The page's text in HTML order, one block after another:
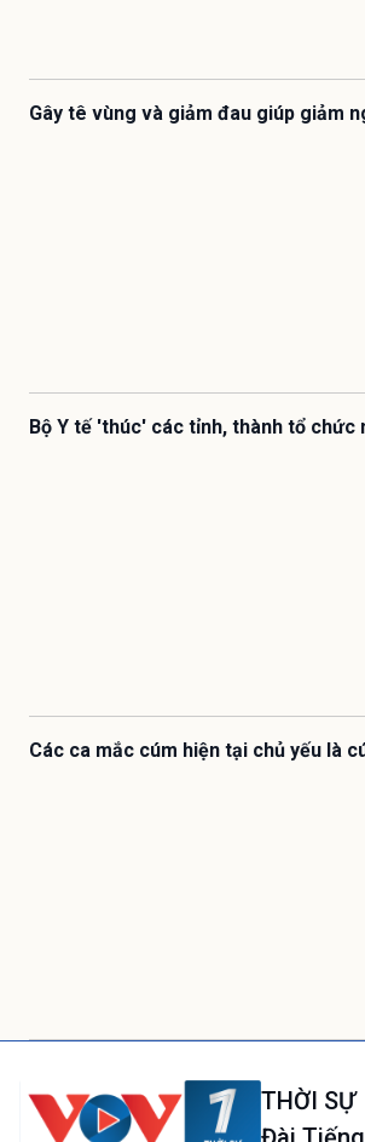
Gây tê vùng và giảm đau giúp giảm
Bộ Y tế 'thúc' các tỉnh, thành tổ
Các ca mắc cúm hiện tại chủ yếu là
THỜI SỰ